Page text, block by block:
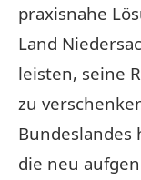
praxisnahe
Land
leisten, seine
zu
Bundeslandes
die neu